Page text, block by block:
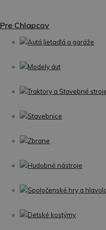
Pre Chlapcov
Autá,lietadlá a garáže
Modely áut
Traktory a Stavebné
Stavebnice
Zbrane
Hudobné nástroje
Spoločenské hry a
Detské kostýmy